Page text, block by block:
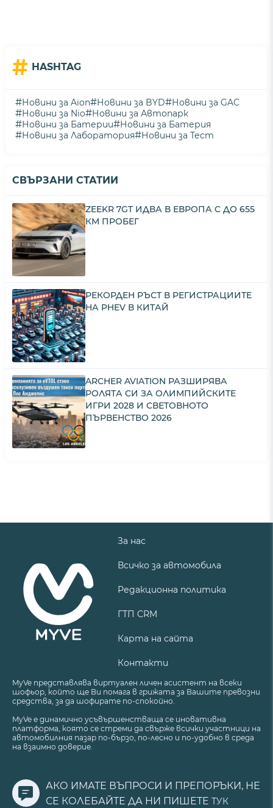
# HASHTAG
#Новини за Aion#Новини за BYD#Новини за GAC
#Новини за Nio#Новини за Автопарк
#Новини за Батерии#Новини за Батерия
#Новини за Лаборатория#Новини за Тест
СВЪРЗАНИ СТАТИИ
ZEEKR 7GT ИДВА В ЕВРОПА С ДО 655
КМ ПРОБЕГ
РЕКОРДЕН РЪСТ В РЕГИСТРАЦИИТЕ
НА PHEV В КИТАЙ
ARCHER AVIATION РАЗШИРЯВА
РОЛЯТА СИ ЗА ОЛИМПИЙСКИТЕ
ИГРИ 2028 И СВЕТОВНОТО
ПЪРВЕНСТВО 2026
За нас
Всичко за автомобила
Редакционна политика
ГТП CRM
Карта на сайта
Контакти
MyVe представлява виртуален личен асистент на всеки
шофьор, който ще Ви помага в грижата за Вашите превозни
средства, за да шофирате по-спокойно.
MyVe е динамично усъвършенстваща се иновативна
платформа, която се стреми да свърже всички участници на
автомобилния пазар по-бързо, по-лесно и по-удобно в среда
на взаимно доверие.
АКО ИМАТЕ ВЪПРОСИ И ПРЕПОРЪКИ, НЕ
СЕ КОЛЕБАЙТЕ ДА НИ ПИШЕТЕ ТУК